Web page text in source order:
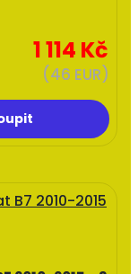
1 114 Kč
(46 EUR)